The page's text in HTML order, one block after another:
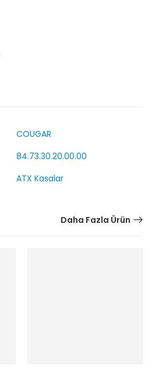
COUGAR
84.73.30.20.00.00
ATX Kasalar
Daha Fazla Ürün